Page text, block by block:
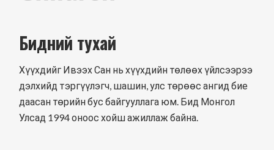
Бидний тухай
Хүүхдийг Ивээх Сан нь хүүхдийн төлөөх үйлсээрээ
дэлхийд тэргүүлэгч, шашин, улс төрөөс ангид бие
даасан төрийн бус байгууллага юм. Бид Монгол
Улсад 1994 оноос хойш ажиллаж байна.